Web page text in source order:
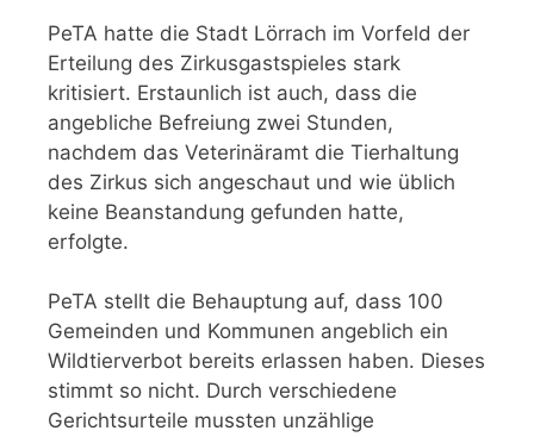
PeTA hatte die Stadt Lörrach im Vorfeld der
Erteilung des Zirkusgastspieles stark
kritisiert. Erstaunlich ist auch, dass die
angebliche Befreiung zwei Stunden,
nachdem das Veterinäramt die Tierhaltung
des Zirkus sich angeschaut und wie üblich
keine Beanstandung gefunden hatte,
erfolgte.
PeTA stellt die Behauptung auf, dass 100
Gemeinden und Kommunen angeblich ein
Wildtierverbot bereits erlassen haben. Dieses
stimmt so nicht. Durch verschiedene
Gerichtsurteile mussten unzählige